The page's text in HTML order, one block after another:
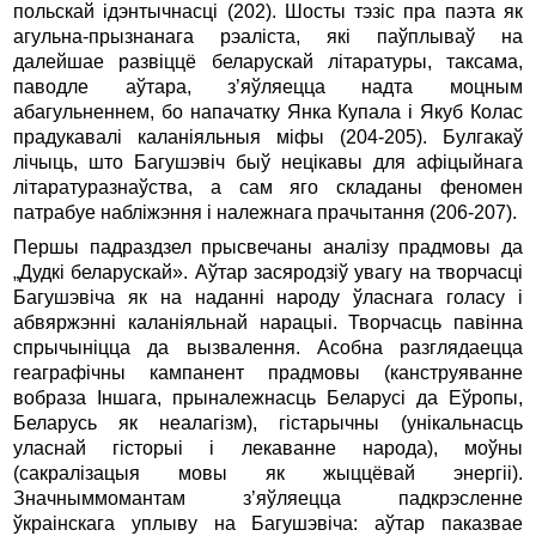
польскай ідэнтычнасці (202). Шосты тэзіс пра паэта як
агульна-прызнанага рэаліста, які паўплываў на
далейшае развіццё беларускай літаратуры, таксама,
паводле аўтара, з’яўляецца надта моцным
абагульненнем, бо напачатку Янка Купала i Якуб Колас
прадукавалі каланіяльныя міфы (204-205). Булгакаў
лічыць, што Багушэвіч быў нецікавы для афіцыйнага
літаратуразнаўства, а сам яго складаны феномен
патрабуе набліжэння i належнага прачытання (206-207).
Першы падраздзел прысвечаны аналізу прадмовы да
„Дудкі беларускай». Аўтар засяродзіў увагу на творчасці
Багушэвіча як на наданні народу ўласнага голасу i
абвяржэнні каланіяльнай нарацыі. Творчасць павінна
спрычыніцца да вызвалення. Асобна разглядаецца
геаграфічны кампанент прадмовы (канструяванне
вобраза Іншага, прыналежнасць Беларусі да Еўропы,
Беларусь як неалагізм), гістарычны (унікальнасць
уласнай гісторыі i лекаванне народа), моўны
(сакралізацыя мовы як жыццёвай энергіі).
Значныммомантам з’яўляецца падкрэсленне
ўкраінскага уплыву на Багушэвіча: аўтар паказвае